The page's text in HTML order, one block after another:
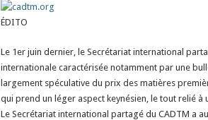
ÉDITO
Le 1er juin dernier, le Secrétariat international
internationale caractérisée notamment par une
largement spéculative du prix des matières
qui prend un léger aspect keynésien, le tout relié
Le Secrétariat international partagé du CADTM a